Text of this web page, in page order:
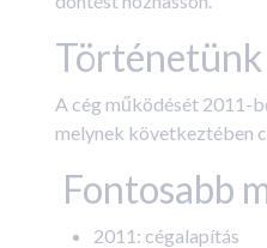
Történetünk
A cég működését 2011-
melynek következtében
Fontosabb
2011: cégalapítás